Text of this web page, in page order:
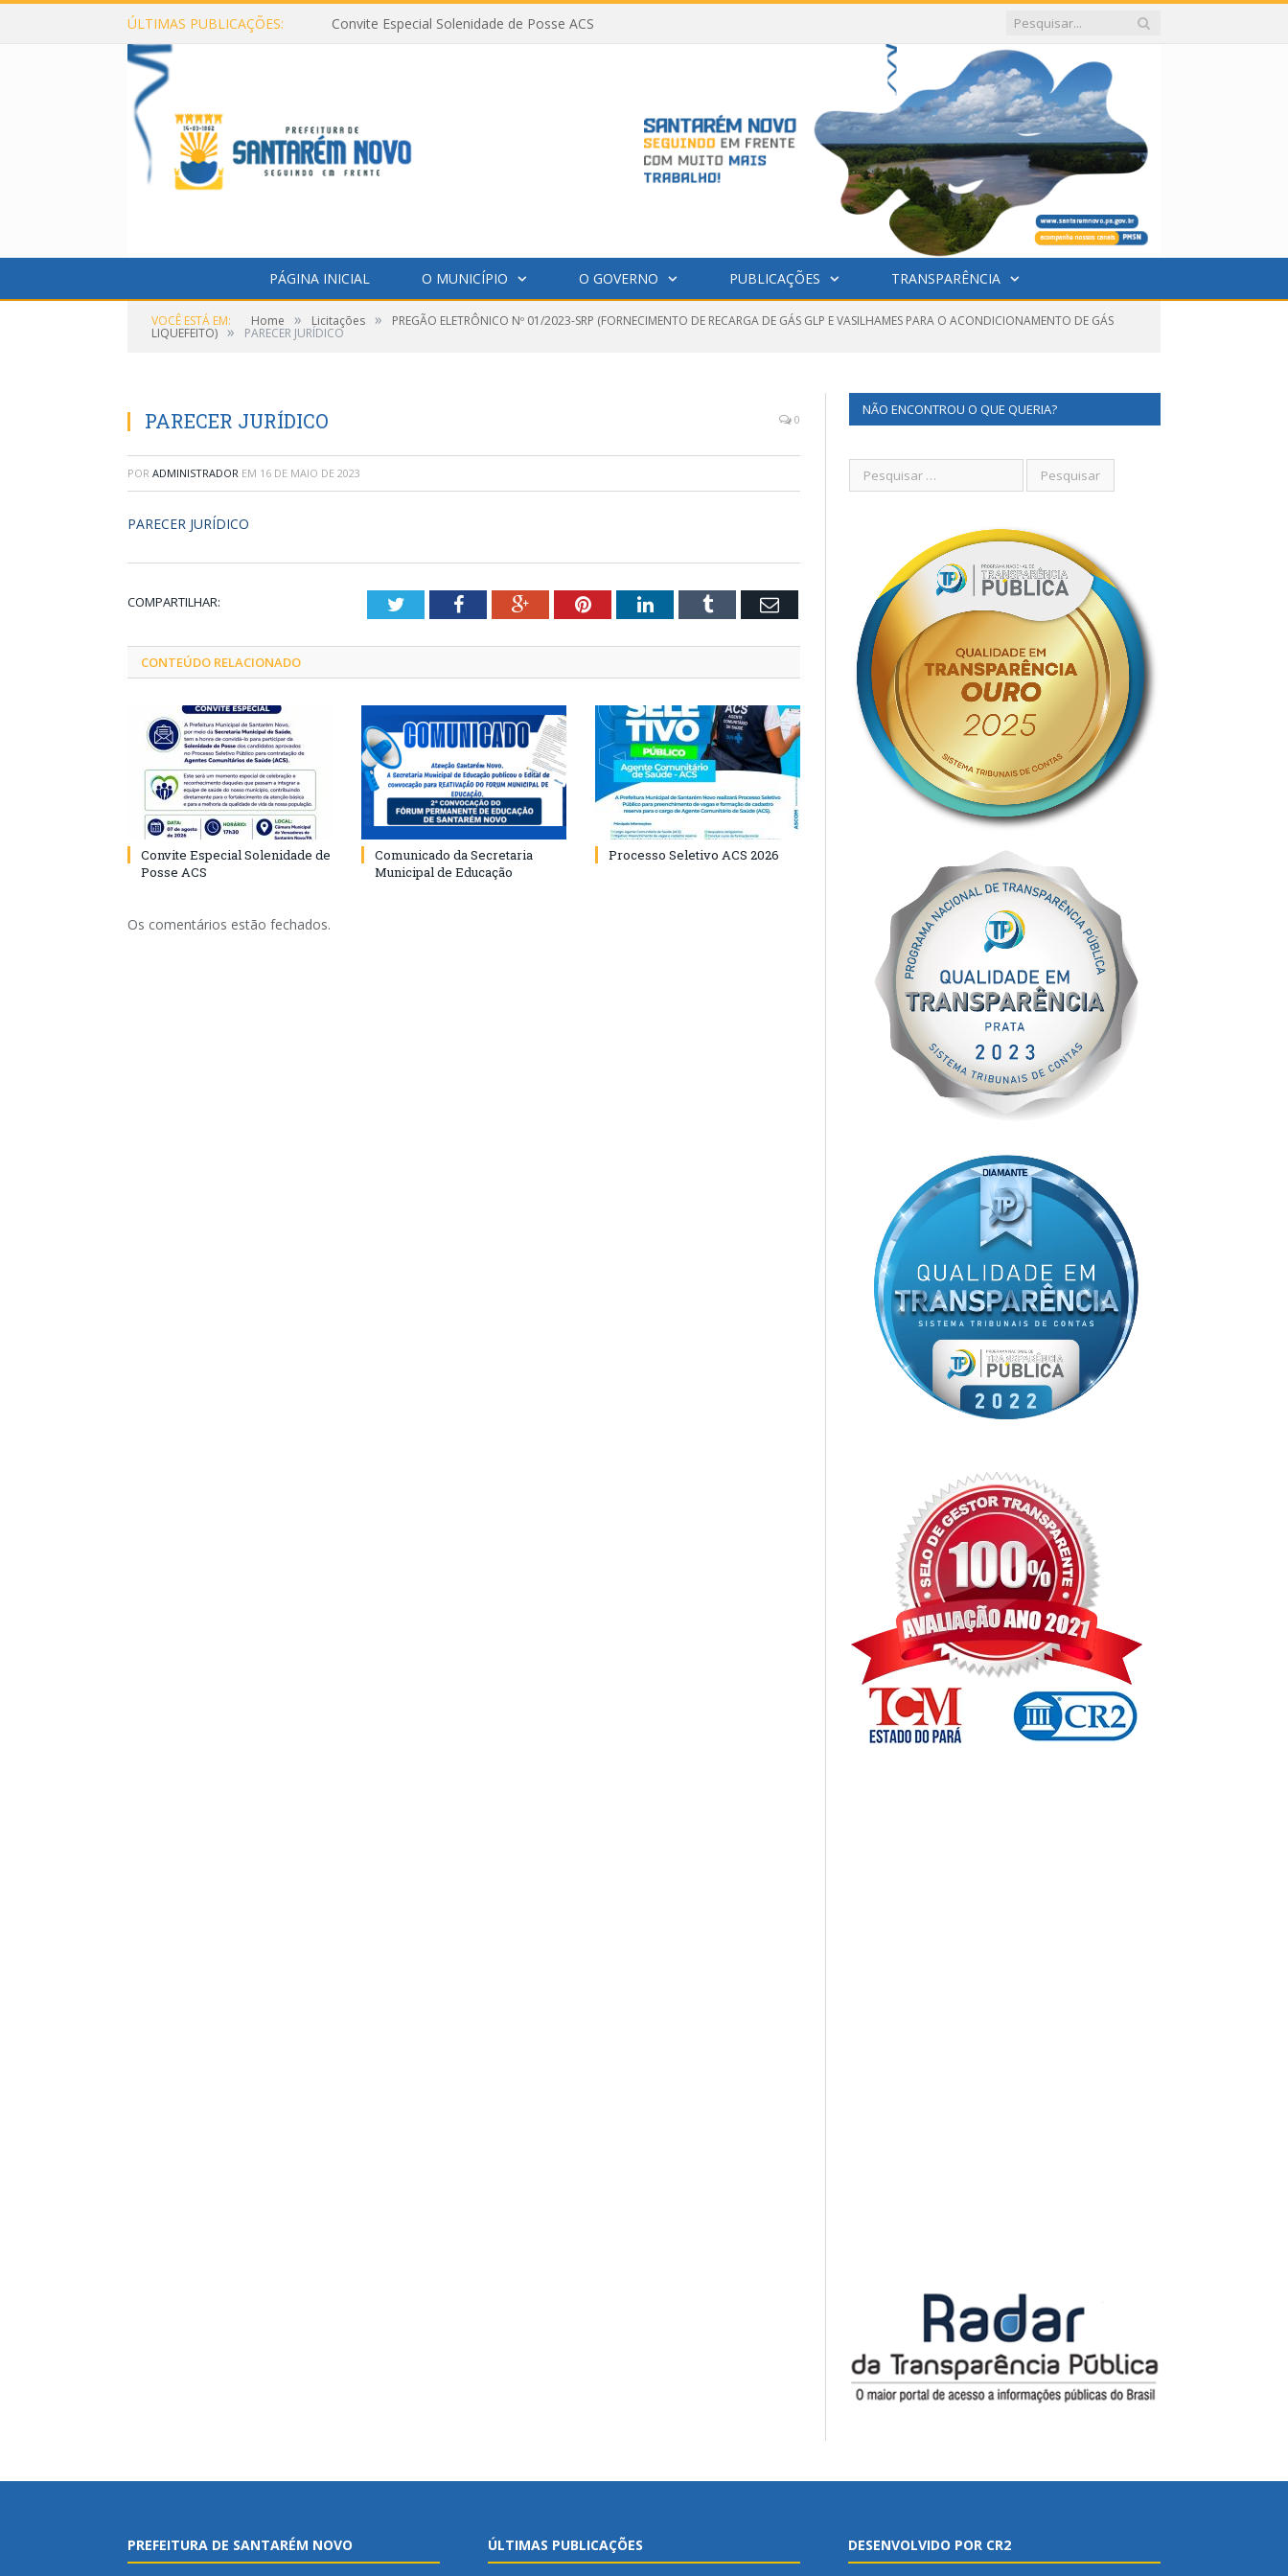
ÚLTIMAS PUBLICAÇÕES: Convite Especial Solenidade de Posse ACS
PÁGINA INICIAL O MUNICÍPIO O GOVERNO PUBLICAÇÕES TRANSPARÊNCIA
VOCÊ ESTÁ EM: Home » Licitações » PREGÃO ELETRÔNICO Nº 01/2023-SRP (FORNECIMENTO DE RECARGA DE GÁS GLP E VASILHAMES PARA O ACONDICIONAMENTO DE GÁS
LIQUEFEITO) » PARECER JURÍDICO
PARECER JURÍDICO 0
POR ADMINISTRADOR EM 16 DE MAIO DE 2023
PARECER JURÍDICO
COMPARTILHAR: TwitterFacebookGoogle+PinterestLinkedInTumblr Email
CONTEÚDO RELACIONADO
Convite Especial Solenidade de
Posse ACS
Comunicado da Secretaria
Municipal de Educação
Processo Seletivo ACS 2026
Os comentários estão fechados.
NÃO ENCONTROU O QUE QUERIA?
PREFEITURA DE SANTARÉM NOVO ÚLTIMAS PUBLICAÇÕES DESENVOLVIDO POR CR2